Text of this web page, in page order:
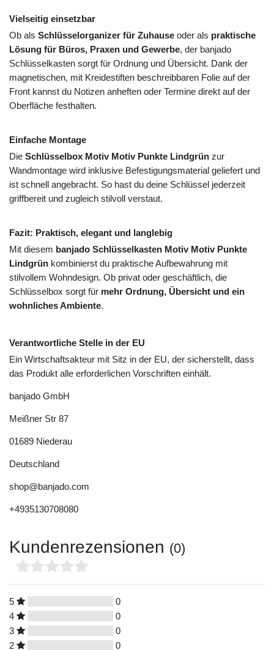
Vielseitig einsetzbar
Ob als Schlüsselorganizer für Zuhause oder als praktische
Lösung für Büros, Praxen und Gewerbe, der banjado
Schlüsselkasten sorgt für Ordnung und Übersicht. Dank der
magnetischen, mit Kreidestiften beschreibbaren Folie auf der
Front kannst du Notizen anheften oder Termine direkt auf der
Oberfläche festhalten.
Einfache Montage
Die Schlüsselbox Motiv Motiv Punkte Lindgrün zur
Wandmontage wird inklusive Befestigungsmaterial geliefert und
ist schnell angebracht. So hast du deine Schlüssel jederzeit
griffbereit und zugleich stilvoll verstaut.
Fazit: Praktisch, elegant und langlebig
Mit diesem banjado Schlüsselkasten Motiv Motiv Punkte
Lindgrün kombinierst du praktische Aufbewahrung mit
stilvollem Wohndesign. Ob privat oder geschäftlich, die
Schlüsselbox sorgt für mehr Ordnung, Übersicht und ein
wohnliches Ambiente.
Verantwortliche Stelle in der EU
Ein Wirtschaftsakteur mit Sitz in der EU, der sicherstellt, dass
das Produkt alle erforderlichen Vorschriften einhält.
banjado GmbH
Meißner Str 87
01689 Niederau
Deutschland
shop@banjado.com
+4935130708080
Kundenrezensionen (0)
5
0
4
0
3
0
2
0